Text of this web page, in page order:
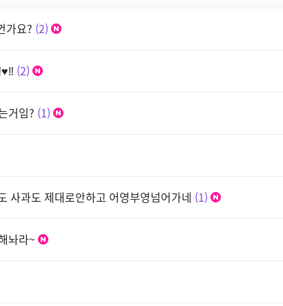
요? 2
2
임? 1
사과도 제대로안하고 어영부영넘어가네 1
놔라~